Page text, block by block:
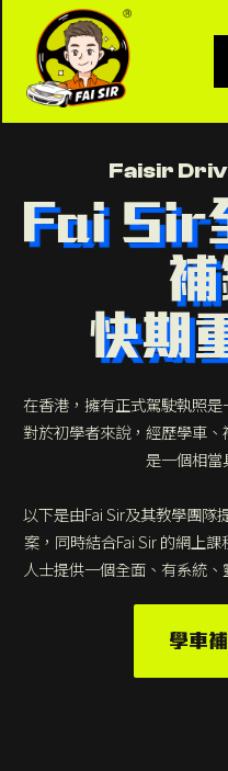
Faisir
Fai Sir
補
快期
在香港，擁有正式駕駛執照是
對於初學者來說，經歷學車
是一個相當
以下是由Fai Sir及其教學團
案，同時結合Fai Sir 的網上
人士提供一個全面、有系統
學車